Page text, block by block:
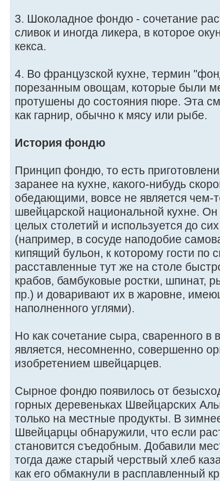
3. Шоколадное фондю - сочетание
сливок и иногда ликера, в которое
кекса.
4. Во французской кухне, термин
порезанным овощам, которые были
протушены до состояния пюре. Эта
как гарнир, обычно к мясу или рыбе.
История фондю
Принцип фондю, то есть
заранее на кухне, какого-нибудь
обедающими, вовсе не является чем-
швейцарской национальной кухне. Он
целых столетий и используется до
(например, в сосуде наподобие
кипящий бульон, к которому гости по
расставленные тут же на столе
крабов, бамбуковые ростки, шпинат,
пр.) и доваривают их в жаровне,
наполненного углями).
Но как сочетание сыра, сваренного
является, несомненно, совершенно
изобретением швейцарцев.
Сырное фондю появилось от
горных деревеньках Швейцарских
только на местные продукты. В
Швейцарцы обнаружили, что если
становится съедобным. Добавили
тогда даже старый черствый хлеб
как его обмакнули в расплавленный